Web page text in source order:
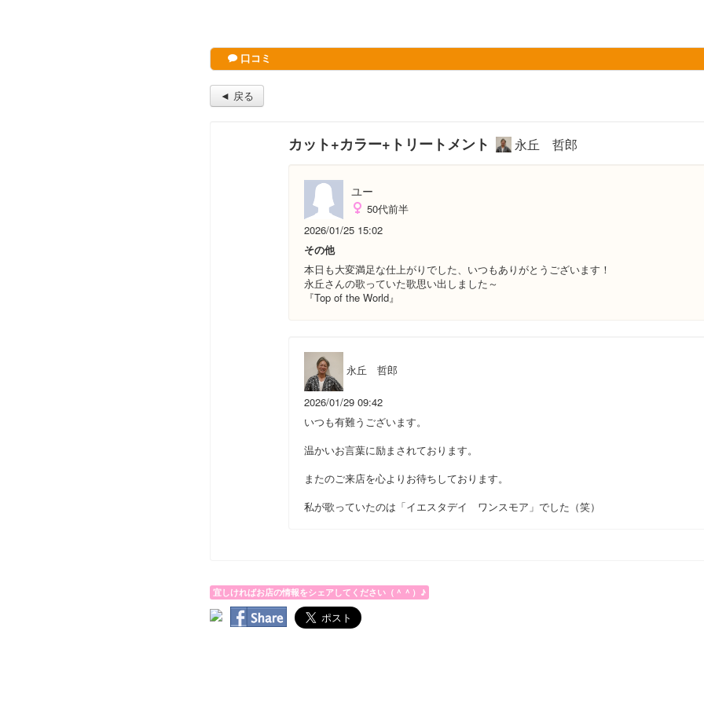
口コミ
◄ 戻る
カット+カラー+トリートメント 永丘 哲郎
ユー
50代前半
2026/01/25 15:02
その他
本日も大変満足な仕上がりでした、いつもありがとうございます！
永丘さんの歌っていた歌思い出しました～
『Top of the World』
永丘 哲郎
2026/01/29 09:42
いつも有難うございます。
温かいお言葉に励まされております。
またのご来店を心よりお待ちしております。
私が歌っていたのは「イエスタデイ ワンスモア」でした（笑）
宜しければお店の情報をシェアしてください（＾＾）♪